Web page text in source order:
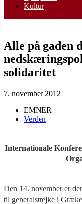
Kultur
Alle på gaden
solidaritet
7. november 2012
EMNER
Verden
Internationale
Den 14. november er
til generalstrejke i